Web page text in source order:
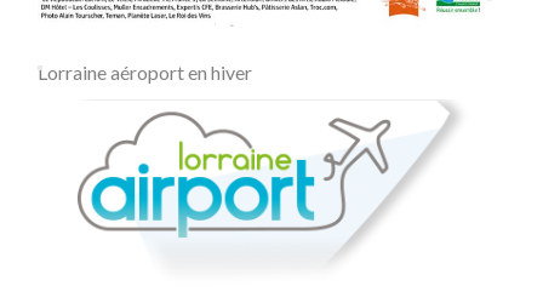
Lorraine aéroport en hiver